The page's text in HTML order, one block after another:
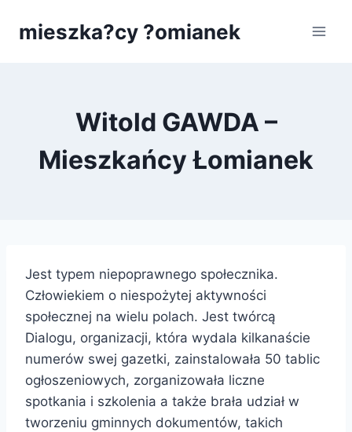
mieszka?cy ?omianek
Witold GAWDA –
Mieszkańcy Łomianek
Jest typem niepoprawnego społecznika.
Człowiekiem o niespożytej aktywności
społecznej na wielu polach. Jest twórcą
Dialogu, organizacji, która wydala kilkanaście
numerów swej gazetki, zainstalowała 50 tablic
ogłoszeniowych, zorganizowała liczne
spotkania i szkolenia a także brała udział w
tworzeniu gminnych dokumentów, takich